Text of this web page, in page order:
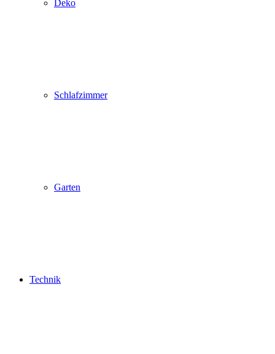
Deko
Schlafzimmer
Garten
Technik